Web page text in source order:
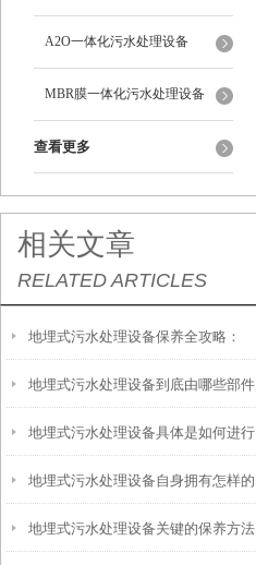
A2O一体化污水处理设备
MBR膜一体化污水处理设备
查看更多
相关文章
RELATED ARTICLES
地埋式污水处理设备保养全攻略：
让“地下卫士”持续高效运转
地埋式污水处理设备到底由哪些部件
撑起？核心结构一文拆解
地埋式污水处理设备具体是如何进行
安装的呢？
地埋式污水处理设备自身拥有怎样的
特点呢？
地埋式污水处理设备关键的保养方法